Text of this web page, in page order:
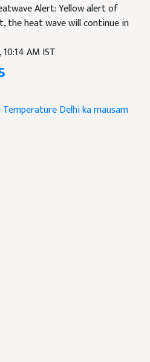
Alert: Yellow alert of
the heat wave will continue in
AM IST
TemperatureDelhi ka mausam